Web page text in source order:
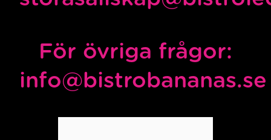
För övriga frågor:
info@bistrobananas.se